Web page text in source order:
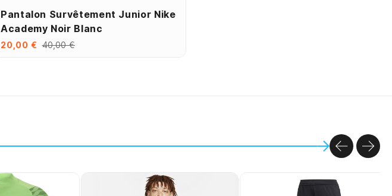
Pantalon Survêtement Junior Nike
Academy Noir Blanc
20,00 € 40,00 €